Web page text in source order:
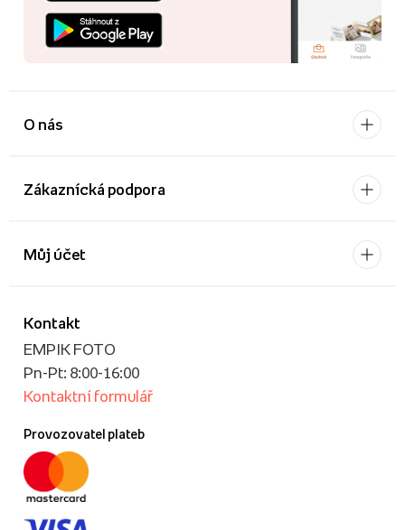
O nás
Zákaznícká podpora
Kontakt
EMPIK FOTO
Pn-Pt: 8:00-16:00
Kontaktní formulář
Provozovatel plateb
Můj účet